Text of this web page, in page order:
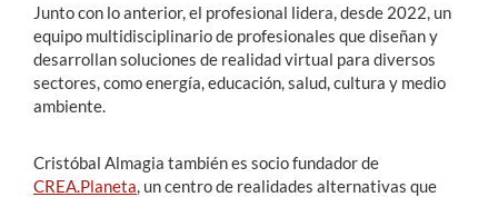
Junto con lo anterior, el profesional lidera, desde 2022, un
equipo multidisciplinario de profesionales que diseñan y
desarrollan soluciones de realidad virtual para diversos
sectores, como energía, educación, salud, cultura y medio
ambiente.
Cristóbal Almagia también es socio fundador de
CREA.Planeta , un centro de realidades alternativas que